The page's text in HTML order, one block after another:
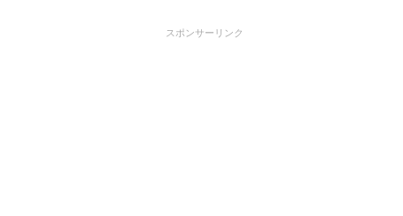
スポンサーリンク